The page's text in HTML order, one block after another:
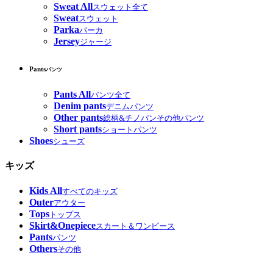
Sweat Allスウェット全て
Sweatスウェット
Parkaパーカ
Jerseyジャージ
Pantsパンツ
Pants Allパンツ全て
Denim pantsデニムパンツ
Other pants総柄&チノパンその他パンツ
Short pantsショートパンツ
Shoesシューズ
キッズ
Kids Allすべてのキッズ
Outerアウター
Tops トップス
Skirt&Onepieceスカート＆ワンピース
Pantsパンツ
Othersその他